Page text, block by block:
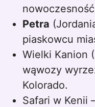
Petra
piaskowcu
Wielki Kanion
wąwozy
Kolorado.
Safari w Kenii